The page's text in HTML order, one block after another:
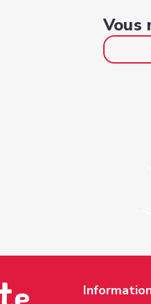
Vous